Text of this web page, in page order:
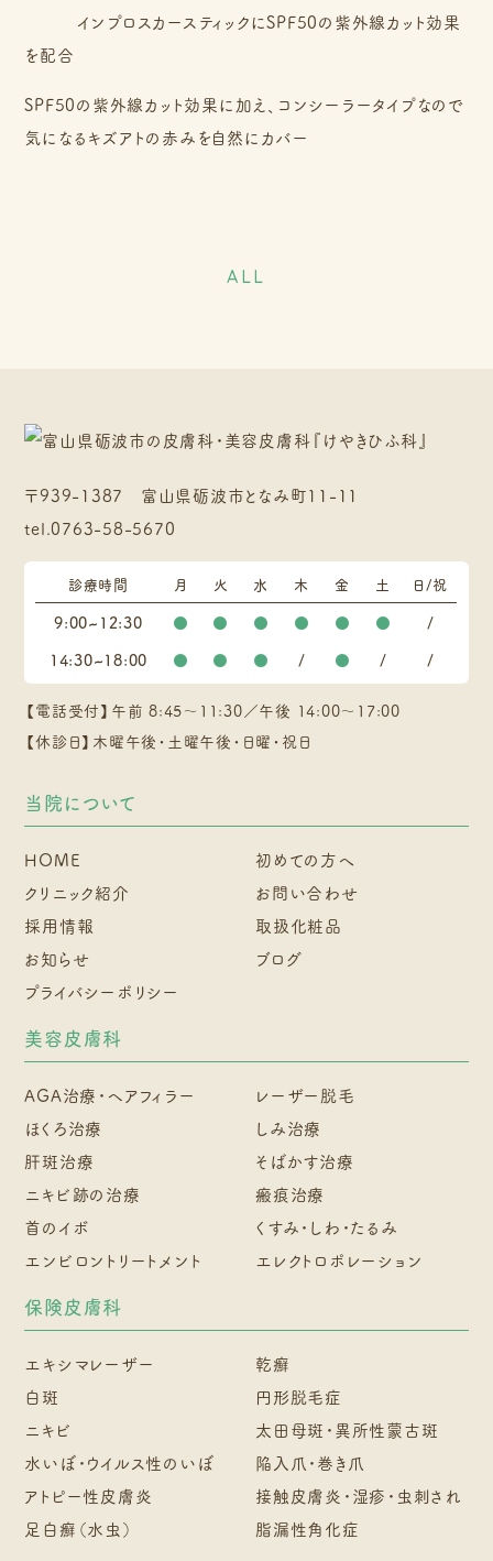
インプロスカースティックにSPF50の紫外線カット効果
を配合
SPF50の紫外線カット効果に加え、コンシーラータイプなので
気になるキズアトの赤みを自然にカバー
ALL
〒939-1387 富山県砺波市となみ町11-11
tel.0763-58-5670
診療時間 月 火 水 木 金 土 日/祝
9:00~12:30 ● ● ● ● ● ●
/
14:30~18:00
● ● ● / ● / /
【電話受付】午前 8:45～11:30／午後 14:00～17:00
【休診日】木曜午後・土曜午後・日曜・祝日
当院について
HOME
初めての方へ
クリニック紹介
お問い合わせ
採用情報
取扱化粧品
お知らせ
ブログ
プライバシーポリシー
美容皮膚科
AGA治療・ヘアフィラー
レーザー脱毛
ほくろ治療
しみ治療
肝斑治療
そばかす治療
ニキビ跡の治療
瘢痕治療
首のイボ
くすみ・しわ・たるみ
エンビロントリートメント
エレクトロポレーション
保険皮膚科
エキシマレーザー
乾癬
白斑
円形脱毛症
ニキビ
太田母斑・異所性蒙古斑
水いぼ・ウイルス性のいぼ
陥入爪・巻き爪
アトピー性皮膚炎
接触皮膚炎・湿疹・虫刺され
足白癬（水虫）
脂漏性角化症